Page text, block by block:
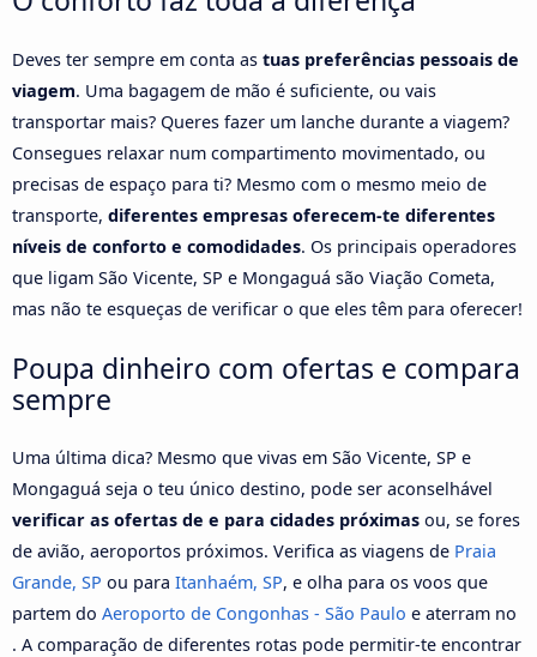
Deves ter sempre em conta as tuas preferências pessoais de
viagem. Uma bagagem de mão é suficiente, ou vais
transportar mais? Queres fazer um lanche durante a viagem?
Consegues relaxar num compartimento movimentado, ou
precisas de espaço para ti? Mesmo com o mesmo meio de
transporte, diferentes empresas oferecem-te diferentes
níveis de conforto e comodidades. Os principais operadores
que ligam São Vicente, SP e Mongaguá são Viação Cometa,
mas não te esqueças de verificar o que eles têm para oferecer!
Poupa dinheiro com ofertas e compara
sempre
Uma última dica? Mesmo que vivas em São Vicente, SP e
Mongaguá seja o teu único destino, pode ser aconselhável
verificar as ofertas de e para cidades próximas ou, se fores
de avião, aeroportos próximos. Verifica as viagens de Praia
Grande, SP ou para Itanhaém, SP, e olha para os voos que
partem do Aeroporto de Congonhas - São Paulo e aterram no
. A comparação de diferentes rotas pode permitir-te encontrar